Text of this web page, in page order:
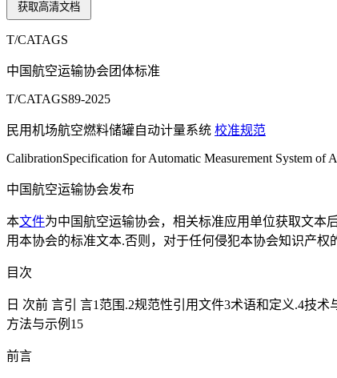
获取高清文档
T/CATAGS
中国航空运输协会团体标准
T/CATAGS89-2025
民用机场航空燃料储罐自动计量系统 校准规范
CalibrationSpecification for Automatic Measurement System of
中国航空运输协会发布
本文件为中国航空运输协会，相关标准应用单位获取文本
用本协会的标准文本.否则，对于任何侵犯本协会知识产
目次
日 次前 言引 言1范围.2规范性引用文件3术语和定义.4技术
方法与示例15
前言